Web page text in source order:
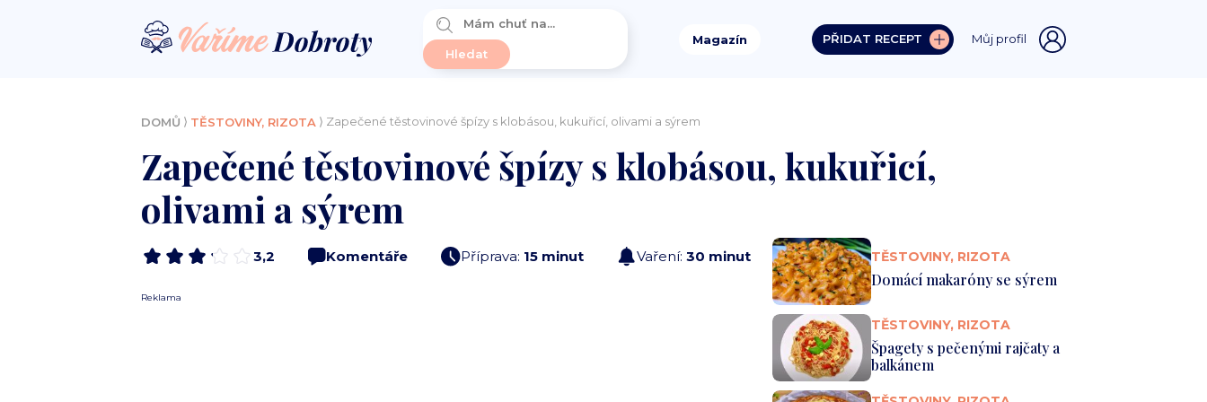
Magazín PŘIDAT RECEPT Můj profil
DOMŮ ⟩ TĚSTOVINY, RIZOTA ⟩ Zapečené těstovinové špízy s klobásou, kukuřicí, olivami a sýrem
Zapečené těstovinové špízy s klobásou, kukuřicí,
olivami a sýrem
3,2 Komentáře Příprava: 15 minut Vaření: 30 minut
Reklama
TĚSTOVINY, RIZOTA
Domácí makaróny se sýrem
TĚSTOVINY, RIZOTA
Špagety s pečenými rajčaty a
balkánem